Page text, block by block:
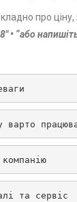
про
• “або
варто
та сервіс